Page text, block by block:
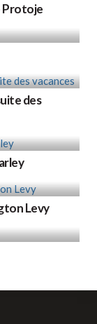
Protoje
des
Levy